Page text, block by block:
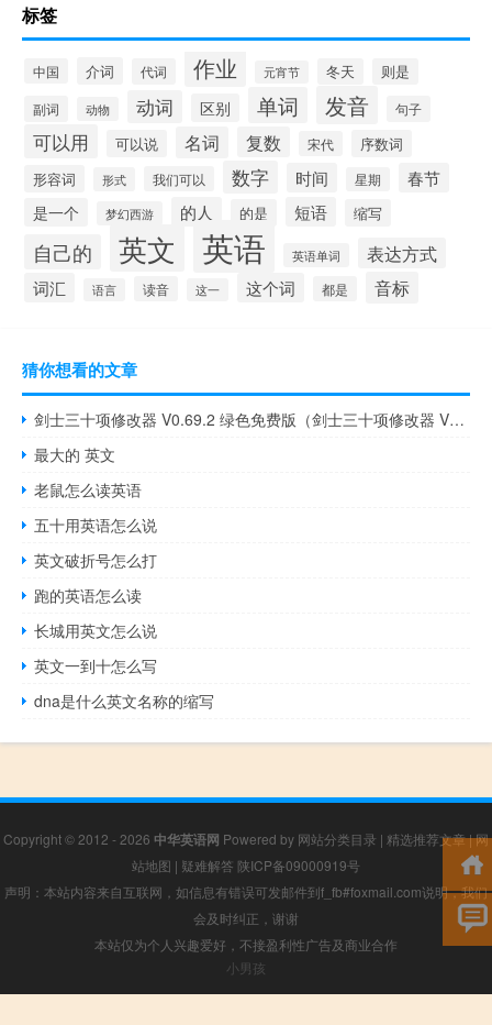
标签
中国 介词 代词 作业 元宵节 冬天
则是
副词
动物 动词 区别 单词 发音 句子
可以用 可以说 名词 复数 宋代
序数词
形容词
形式 我们可以 数字 时间 星期 春节
是一个 梦幻西游 的人 的是 短语 缩写
自己的 英文 英语 英语单词 表达方式
词汇 语言 读音 这一 这个词 都是 音标
猜你想看的文章
剑士三十项修改器 V0.69.2 绿色免费版（剑士三十项修改器 V0.69.2 绿色免费版功能简介）
最大的 英文
老鼠怎么读英语
五十用英语怎么说
英文破折号怎么打
跑的英语怎么读
长城用英文怎么说
英文一到十怎么写
dna是什么英文名称的缩写
Copyright © 2012 - 2026 中华英语网 Powered by 网站分类目录 | 精选推荐文章|网
站地图 | 疑难解答 陕ICP备09000919号
声明：本站内容来自互联网，如信息有错误可发邮件到f_fb#foxmail.com说明，我们
会及时纠正，谢谢
本站仅为个人兴趣爱好，不接盈利性广告及商业合作
小男孩